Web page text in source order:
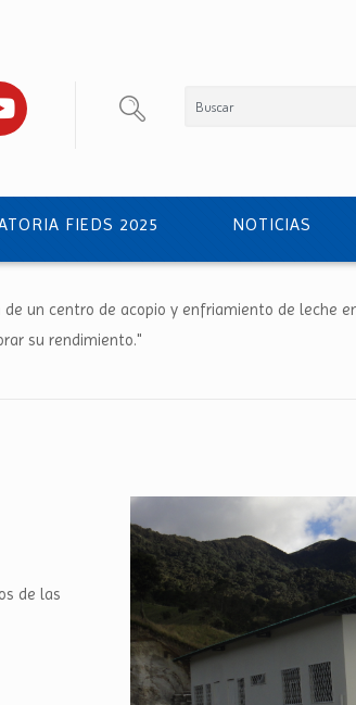
FIEDS 2025 NOTICIAS
un centro de acopio y enfriamiento de leche
su rendimiento."
de las